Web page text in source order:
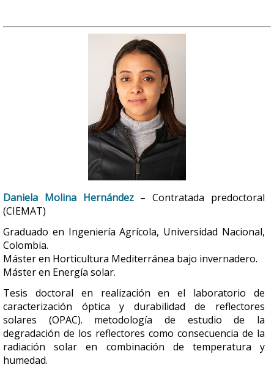
Daniela Molina Hernández– Contratada predoctoral
(CIEMAT)
Graduado en Ingeniería Agrícola, Universidad Nacional,
Colombia.
Máster en Horticultura Mediterránea bajo invernadero.
Máster en Energía solar.
Tesis doctoral en realización en el laboratorio de
caracterización óptica y durabilidad de reflectores
solares (OPAC). metodología de estudio de la
degradación de los reflectores como consecuencia de la
radiación solar en combinación de temperatura y
humedad.